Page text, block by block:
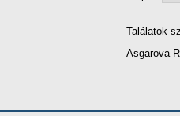
Találatok
Asgarova